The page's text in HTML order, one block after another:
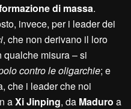
di massa.
invece, per i leader dei
, che non derivano il loro
misura – si
contro le oligarchie; e
che i leader che noi
aXi Jinping, da Maduro a